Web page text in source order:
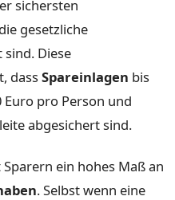
sichersten
gesetzliche
Diese
dassSpareinlagen bis
Euro pro Person und
abgesichert sind.
ein hohes Maß an
. Selbst wenn eine